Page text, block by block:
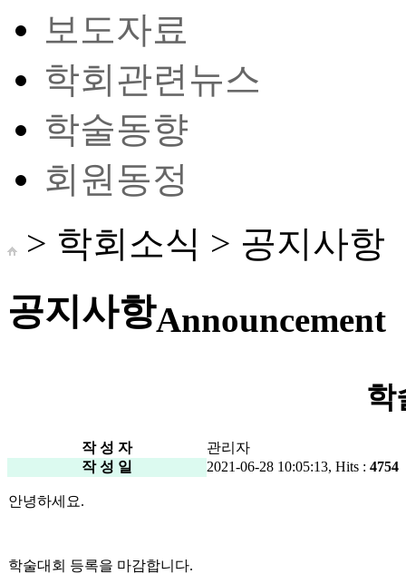
보도자료
학회관련뉴스
학술동향
회원동정
> 학회소식 > 공지사항
공지사항Announcement
학
작 성 자
관리자
작 성 일
2021-06-28 10:05:13, Hits : 4754
안녕하세요.
학술대회 등록을 마감합니다.